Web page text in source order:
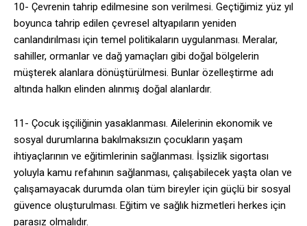
10- Çevrenin tahrip edilmesine son verilmesi. Geçtiğimiz yüz yıl
boyunca tahrip edilen çevresel altyapıların yeniden
canlandırılması için temel politikaların uygulanması. Meralar,
sahiller, ormanlar ve dağ yamaçları gibi doğal bölgelerin
müşterek alanlara dönüştürülmesi. Bunlar özelleştirme adı
altında halkın elinden alınmış doğal alanlardır.
11- Çocuk işçiliğinin yasaklanması. Ailelerinin ekonomik ve
sosyal durumlarına bakılmaksızın çocukların yaşam
ihtiyaçlarının ve eğitimlerinin sağlanması. İşsizlik sigortası
yoluyla kamu refahının sağlanması, çalışabilecek yaşta olan ve
çalışamayacak durumda olan tüm bireyler için güçlü bir sosyal
güvence oluşturulması. Eğitim ve sağlık hizmetleri herkes için
parasız olmalıdır.